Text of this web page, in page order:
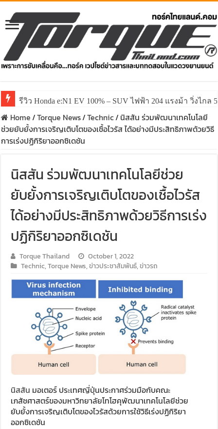
รีวิว Honda e:N1 EV 100% – SUV ไฟฟ้า 204 แรงม้า วิ่งไกล
Home/Torque News/Technic/ นิสสัน ร่วมพัฒนาเทคโนโลยี
ช่วยยับยั้งการเจริญเติบโตของเชื้อไวรัส ได้อย่างมีประสิทธิภาพด้วยวิธี
การเร่งปฏิกิริยาออกซิเดชัน
นิสสัน ร่วมพัฒนาเทคโนโลยีช่วย
ยับยั้งการเจริญเติบโตของเชื้อไวรัส
ได้อย่างมีประสิทธิภาพด้วยวิธีการเร่ง
ปฏิกิริยาออกซิเดชัน
Torque Thailand
October 1, 2022
Technic,Torque News,ข่าวประชาสัมพันธ์,ข่าวรถ
นิสสัน มอเตอร์ ประเทศญี่ปุ่นประกาศร่วมมือกับคณะ
เภสัชศาสตร์ของมหาวิทยาลัยโทโฮคุพัฒนาเทคโนโลยีช่วย
ยับยั้งการเจริญเติบโตของไวรัสด้วยการใช้วิธีเร่งปฏิกิริยา
ออกซิเดชัน